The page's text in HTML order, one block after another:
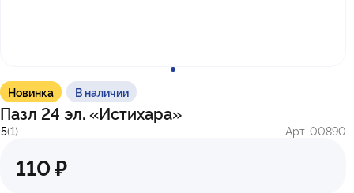
Новинка В наличии
Пазл 24 эл. «Истихара»
5(1) Арт. 00890
110 ₽